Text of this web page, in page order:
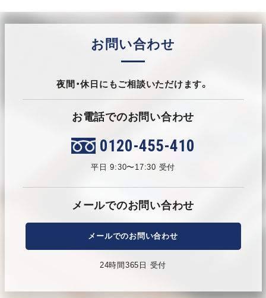
お問い合わせ
夜間・休日にもご相談いただけます。
お電話でのお問い合わせ
0120-455-410
平日 9:30〜17:30 受付
メールでのお問い合わせ
メールでのお問い合わせ
24時間365日 受付